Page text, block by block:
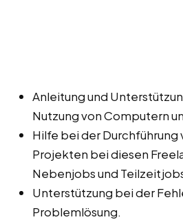
Anleitung und
Nutzung von Computern
Hilfe bei der Durchführung
Projekten bei diesen
Nebenjobs und
Unterstützung bei der
Problemlösung.